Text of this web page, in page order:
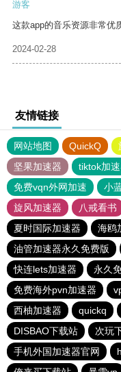
游客
这款app的音乐资源非常优
2024-02-28
友情链接
网站地图 QuickQ
坚果加速器
tiktok加
免费vqn外网加速
小
旋风加速器
八戒看书
夏时国际加速器
海鸥
油管加速器永久免费版
快连lets加速器
永久
免费海外pvn加速器
西柚加速器
quickq
DISBAO下载站
次玩
手机外国加速器官网